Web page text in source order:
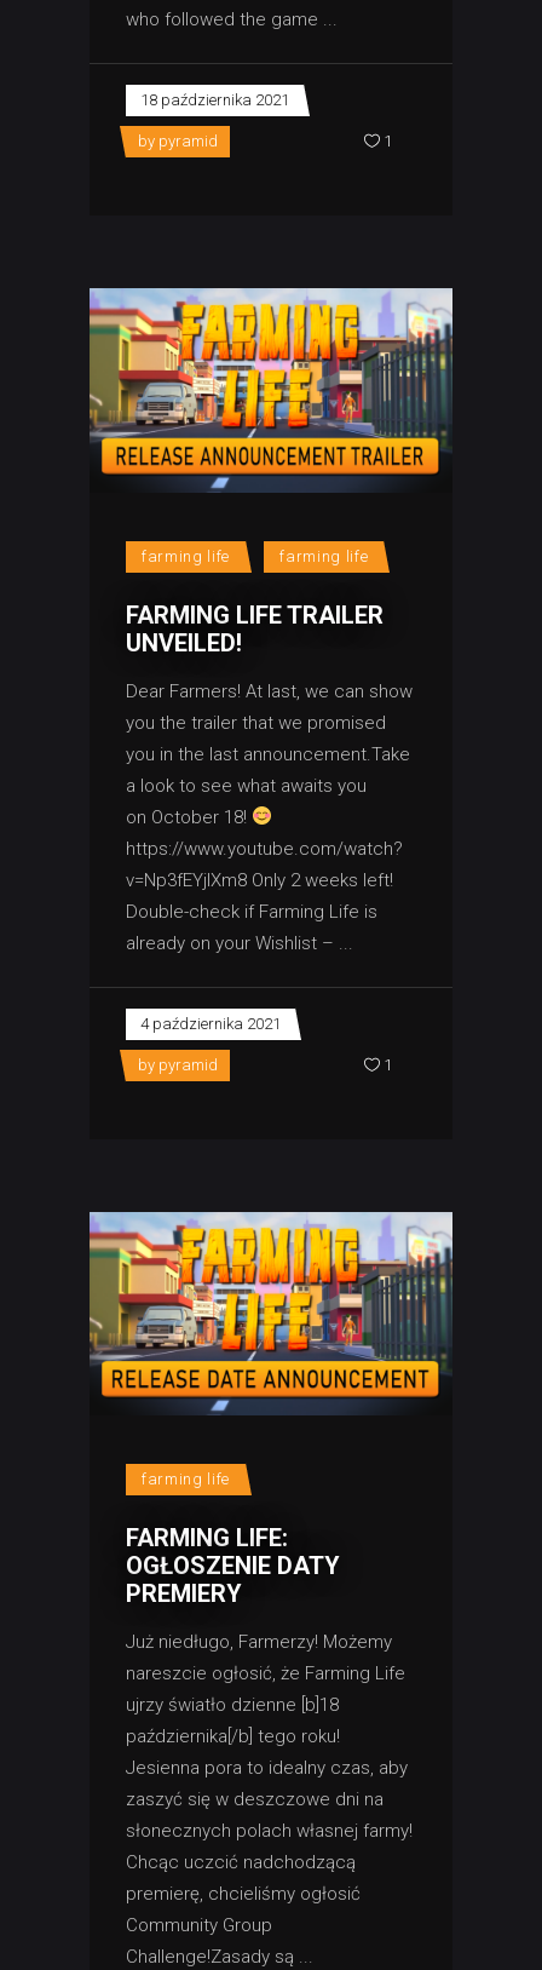
who followed the game
18 października 2021
by pyramid 1
farming life farming life
FARMING LIFE TRAILER
UNVEILED!
Dear Farmers! At last, we can show
you the trailer that we promised
you in the last announcement.Take
a look to see what awaits you
on October 18!
https://www.youtube.com/watch?
v=Np3fEYjIXm8 Only 2 weeks left!
Double-check if Farming Life is
already on your Wishlist –
4 października 2021
by pyramid 1
farming life
FARMING LIFE:
OGŁOSZENIE DATY
PREMIERY
Już niedługo, Farmerzy! Możemy
nareszcie ogłosić, że Farming Life
ujrzy światło dzienne [b]18
października[/b] tego roku!
Jesienna pora to idealny czas, aby
zaszyć się w deszczowe dni na
słonecznych polach własnej farmy!
Chcąc uczcić nadchodzącą
premierę, chcieliśmy ogłosić
Community Group
Challenge!Zasady są